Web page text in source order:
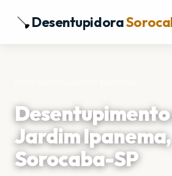
Desentupidora
Jardim Ipanema,
Sorocaba-SP